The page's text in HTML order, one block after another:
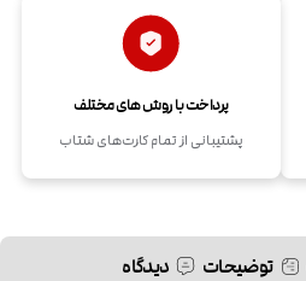
پرداخت با روش های مختلف
پشتیبانی از تمام کارت‌های شتاب
توضیحات دیدگاه